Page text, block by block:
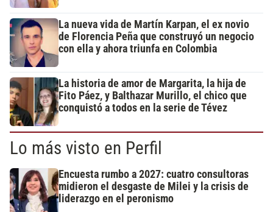
La nueva vida de Martín Karpan, el ex novio
de Florencia Peña que construyó un negocio
con ella y ahora triunfa en Colombia
La historia de amor de Margarita, la hija de
Fito Páez, y Balthazar Murillo, el chico que
conquistó a todos en la serie de Tévez
Lo más visto en Perfil
Encuesta rumbo a 2027: cuatro consultoras
midieron el desgaste de Milei y la crisis de
liderazgo en el peronismo